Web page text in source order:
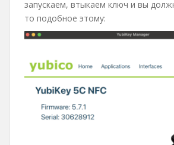
запускаем, втыкаем ключ и вы
то подобное этому: